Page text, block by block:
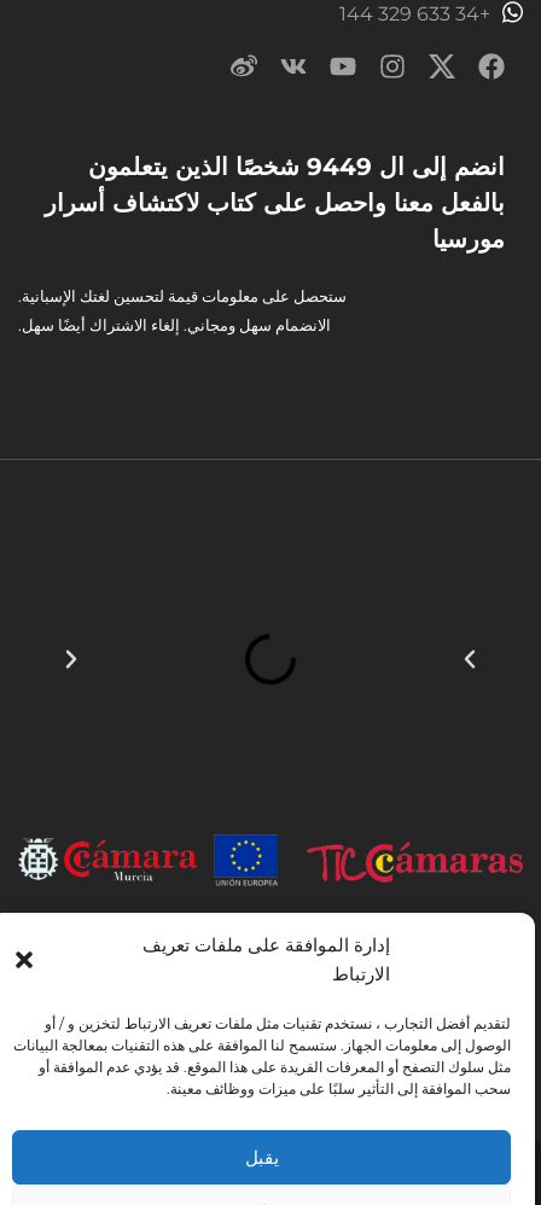
إدارة الموافقة على ملفات تعريف
الارتباط
لتقديم أفضل التجارب ، نستخدم تقنيات مثل ملفات تعريف الارتباط لتخزين و / أو
الوصول إلى معلومات الجهاز. ستسمح لنا الموافقة على هذه التقنيات بمعالجة البيانات
مثل سلوك التصفح أو المعرفات الفريدة على هذا الموقع. قد يؤدي عدم الموافقة أو
سحب الموافقة إلى التأثير سلبًا على ميزات ووظائف معينة.
يقبل
+34 633 329 144
انضم إلى ال 9449 شخصًا الذين يتعلمون
بالفعل معنا واحصل على كتاب لاكتشاف أسرار
مورسيا
ستحصل على معلومات قيمة لتحسين لغتك الإسبانية.
الانضمام سهل ومجاني. إلغاء الاشتراك أيضًا سهل.
المستفيد من الصندوق الأوروبي للتنمية الإقليمية الذي يهدف إلى تطوير استخدام وجودة
تكنولوجيا المعلومات والاتصالات وإمكانية الوصول إليها ، وبفضل ذلك نفذت الحلول
2020. ولهذا الغرض ، تم دعمه من قبل برنامج TIC Cámaras ، من قبل كامارا من
مورسيا.